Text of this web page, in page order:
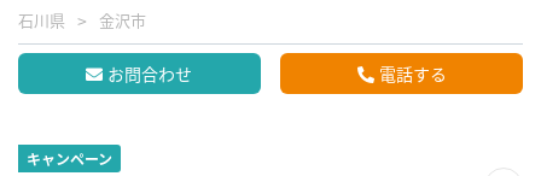
石川県 金沢市
お問合わせ 電話する
キャンペーン